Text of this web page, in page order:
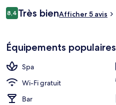
Avis
voyageurs
8,48,4 sur 10
Très bienAfficher 5 avis
Équipements populaires
Spa
Wi-Fi gratuit
Bar